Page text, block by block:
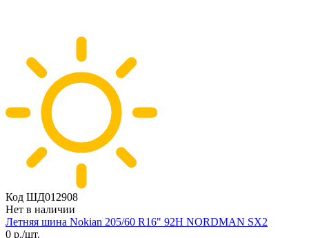
Код ШД012908
Нет в наличии
Летняя шина Nokian 205/60 R16" 92H NORDMAN SX2
0 р./шт.